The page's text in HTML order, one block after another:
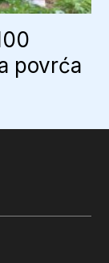
povrća